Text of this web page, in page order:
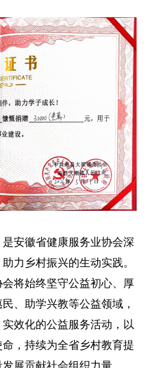
安徽省健康服务业协会深
力乡村振兴的生动实践。
将始终坚守公益初心、厚
、助学兴教等公益领域，
效化的公益服务活动，以
，持续为全省乡村教育提
展贡献社会组织力量。